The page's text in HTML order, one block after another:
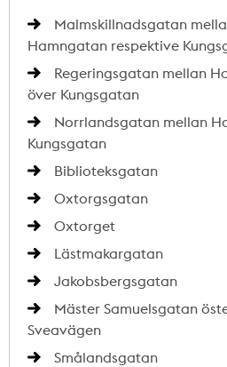
Malmskillnadsgatan
Hamngatan respektive
Regeringsgatan mellan
över Kungsgatan
Norrlandsgatan mellan
Kungsgatan
Biblioteksgatan
Oxtorgsgatan
Oxtorget
Lästmakargatan
Jakobsbergsgatan
Mäster Samuelsgatan
Sveavägen
Smålandsgatan